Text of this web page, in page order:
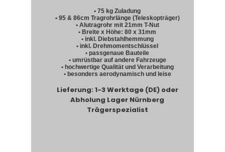
• 75 kg Zuladung
• 95 & 86cm Tragrohrlänge (Teleskopträger)
• Alutragrohr mit 21mm T-Nut
• Breite x Höhe: 80 x 31mm
• inkl. Diebstahlhemmung
• inkl. Drehmomentschlüssel
• passgenaue Bauteile
• umrüstbar auf andere Fahrzeuge
• hochwertige Qualität und Verarbeitung
• besonders aerodynamisch und leise
Lieferung: 1-3 Werktage (DE) oder
Abholung Lager Nürnberg
Trägerspezialist